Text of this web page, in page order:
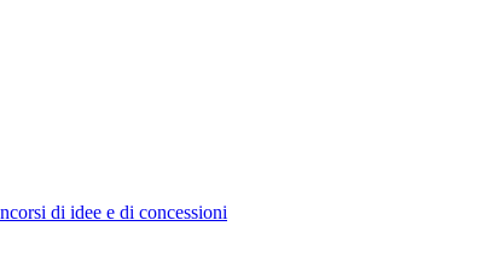
di idee e di concessioni